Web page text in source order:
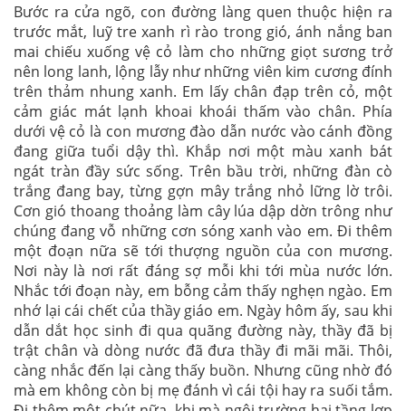
Bước ra cửa ngõ, con đường làng quen thuộc hiện ra
trước mắt, luỹ tre xanh rì rào trong gió, ánh nắng ban
mai chiếu xuống vệ cỏ làm cho những giọt sương trở
nên long lanh, lộng lẫy như những viên kim cương đính
trên thảm nhung xanh. Em lấy chân đạp trên cỏ, một
cảm giác mát lạnh khoai khoái thấm vào chân. Phía
dưới vệ cỏ là con mương đào dẫn nước vào cánh đồng
đang giữa tuổi dậy thì. Khắp nơi một màu xanh bát
ngát tràn đầy sức sống. Trên bầu trời, những đàn cò
trắng đang bay, từng gợn mây trắng nhỏ lững lờ trôi.
Cơn gió thoang thoảng làm cây lúa dập dờn trông như
chúng đang vỗ những cơn sóng xanh vào em. Đi thêm
một đoạn nữa sẽ tới thượng nguồn của con mương.
Nơi này là nơi rất đáng sợ mỗi khi tới mùa nước lớn.
Nhắc tới đoạn này, em bỗng cảm thấy nghẹn ngào. Em
nhớ lại cái chết của thầy giáo em. Ngày hôm ấy, sau khi
dẫn dắt học sinh đi qua quãng đường này, thầy đã bị
trật chân và dòng nước đã đưa thầy đi mãi mãi. Thôi,
càng nhắc đến lại càng thấy buồn. Nhưng cũng nhờ đó
mà em không còn bị mẹ đánh vì cái tội hay ra suối tắm.